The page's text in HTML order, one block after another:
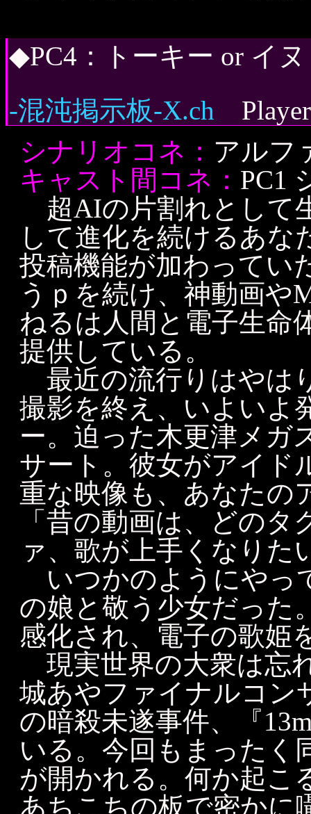
◆PC4：トーキー or イヌ
-混沌掲示板-Χ.ch
シナリオコネ： アルフ
キャスト間コネ： PC1
超AIの片割れとして
して進化を続けるあな
投稿機能が加わってい
うｐを続け、神動画や
ねるは人間と電子生命
提供している。
最近の流行りはやは
撮影を終え、いよいよ
ー。迫った木更津メガ
サート。彼女がアイド
重な映像も、あなたの
「昔の動画は、どの
ァ、歌が上手くなりた
いつかのようにやっ
の娘と敬う少女だった
感化され、電子の歌姫
現実世界の大衆は忘
城あやファイナルコン
の暗殺未遂事件、『
いる。今回もまったく
が開かれる。何か起こ
あちこちの板で密かに